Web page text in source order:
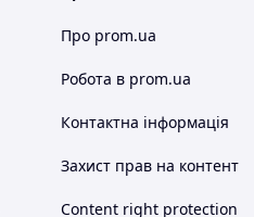
Про prom.ua
Робота в prom.ua
Контактна інформація
Захист прав на контент
Content right protection